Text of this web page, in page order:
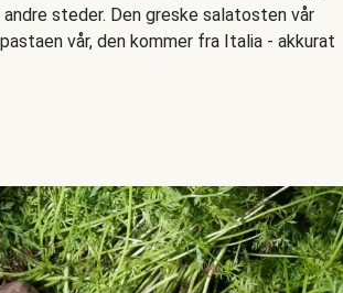
steder. Den greske salatosten vår
vår, den kommer fra Italia - akkurat